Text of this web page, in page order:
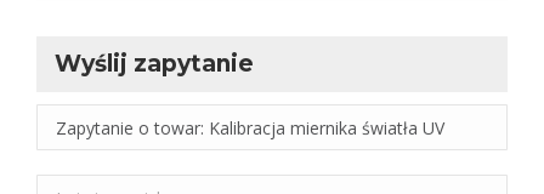
Wyślij zapytanie